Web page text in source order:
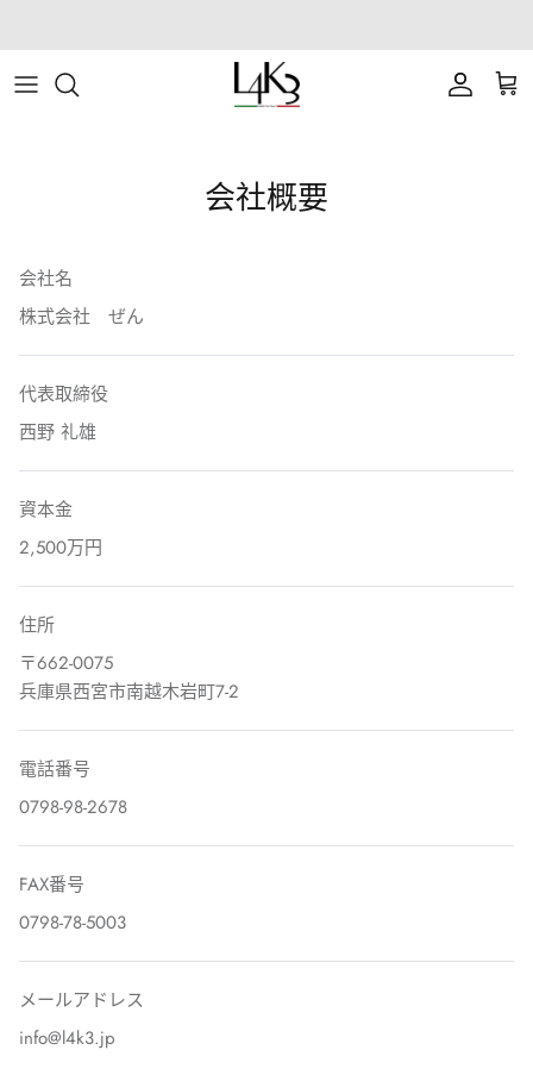
ッ
プITEM
APPAREL
COLLABORATION
GOLF
OTHER
STORY
COATING SERVICE
MACARON series
BOSTON series
BACK PACK series
SECCHIELLO series
About LABORATORIO
会社概要
会社名
株式会社 ぜん
代表取締役
西野 礼雄
資本金
2,500万円
住所
〒662-0075
兵庫県西宮市南越木岩町7-2
電話番号
0798-98-2678
FAX番号
0798-78-5003
メールアドレス
info@l4k3.jp